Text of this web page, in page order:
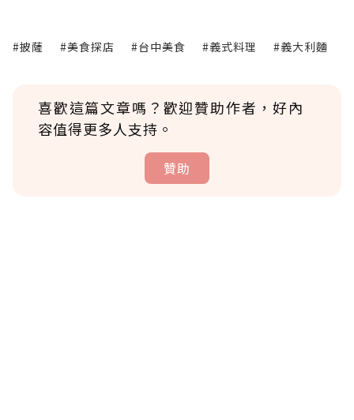
#披薩 #美食探店 #台中美食 #義式料理 #義大利麵
喜歡這篇文章嗎？歡迎贊助作者，好內
容值得更多人支持。
贊助